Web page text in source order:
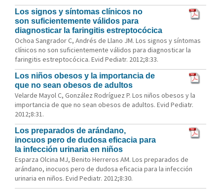
Los signos y síntomas clínicos no
son suficientemente válidos para
diagnosticar la faringitis estreptocócica
Ochoa Sangrador C, Andrés de Llano JM. Los signos y síntomas
clínicos no son suficientemente válidos para diagnosticar la
faringitis estreptocócica. Evid Pediatr. 2012;8:33.
Los niños obesos y la importancia de
que no sean obesos de adultos
Velarde Mayol C, González Rodríguez P. Los niños obesos y la
importancia de que no sean obesos de adultos. Evid Pediatr.
2012;8:31.
Los preparados de arándano,
inocuos pero de dudosa eficacia para
la infección urinaria en niños
Esparza Olcina MJ, Benito Herreros AM. Los preparados de
arándano, inocuos pero de dudosa eficacia para la infección
urinaria en niños. Evid Pediatr. 2012;8:30.